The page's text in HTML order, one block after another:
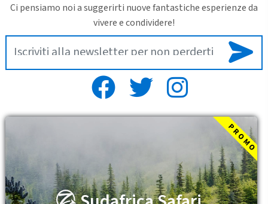
Ci pensiamo noi a suggerirti nuove fantastiche esperienze da
vivere e condividere!
P R O M O